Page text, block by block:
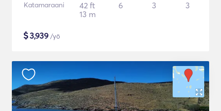
Katamaraani
42 ft
13 m
6 3 3
$3,939 /yö